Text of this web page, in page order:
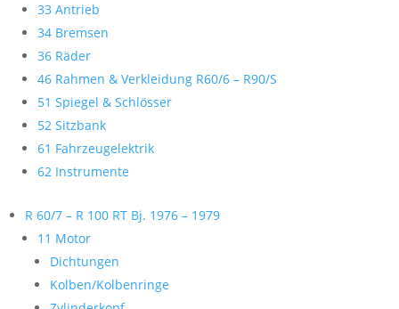
33 Antrieb
34 Bremsen
36 Räder
46 Rahmen & Verkleidung R60/6 – R90/S
51 Spiegel & Schlösser
52 Sitzbank
61 Fahrzeugelektrik
62 Instrumente
R 60/7 – R 100 RT Bj. 1976 – 1979
11 Motor
Dichtungen
Kolben/Kolbenringe